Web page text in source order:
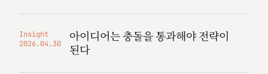
Insight
2026.04.30
아이디어는 충돌을 통과해야 전략이
된다